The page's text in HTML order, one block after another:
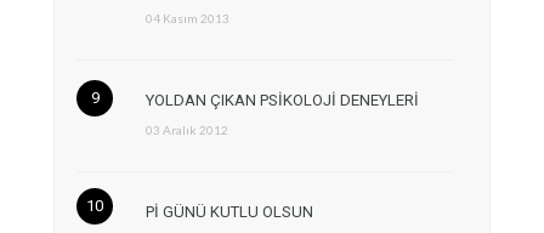
04 Kasım 2013
YOLDAN ÇIKAN PSİKOLOJİ DENEYLERİ
03 Aralık 2012
Pİ GÜNÜ KUTLU OLSUN